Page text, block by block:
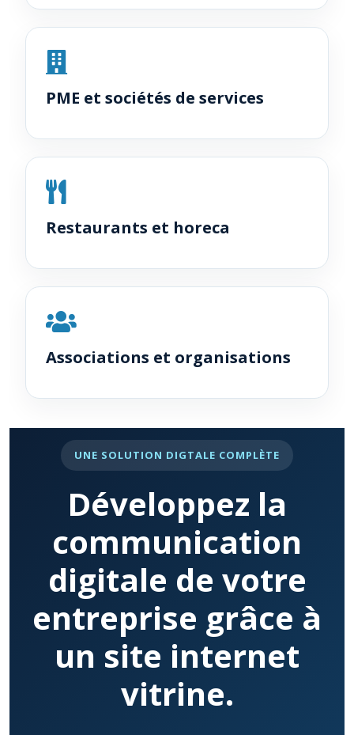
PME et sociétés de services
Restaurants et horeca
Associations et organisations
UNE SOLUTION DIGTALE COMPLÈTE
Développez la
communication
digitale de votre
entreprise grâce à
un site internet
vitrine.